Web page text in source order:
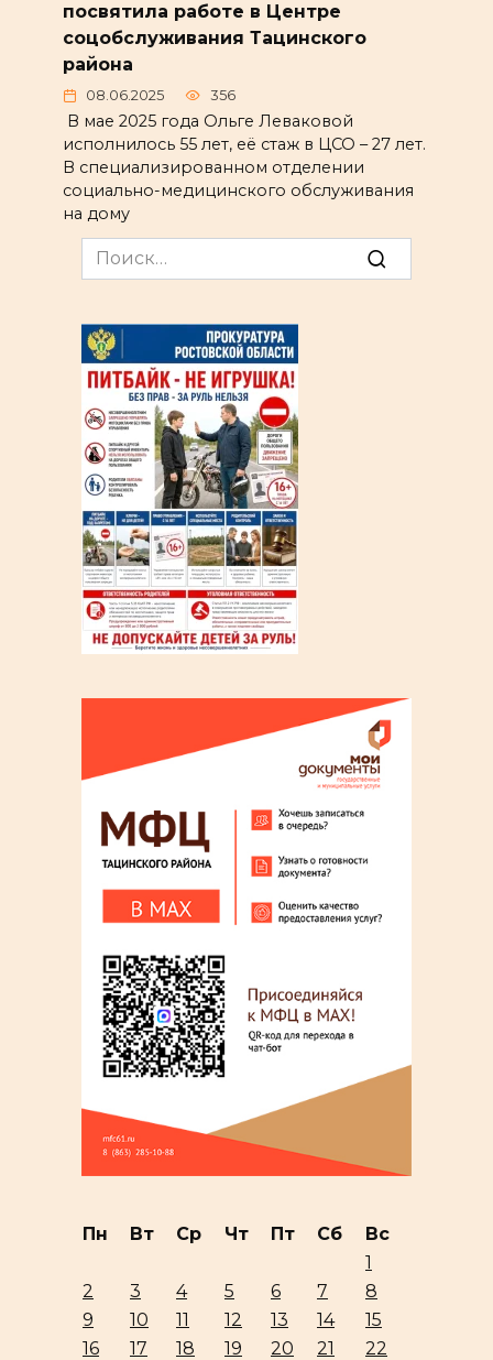
посвятила работе в Центре
соцобслуживания Тацинского
района
08.06.2025 356
В мае 2025 года Ольге Леваковой
исполнилось 55 лет, её стаж в ЦСО – 27 лет.
В специализированном отделении
социально-медицинского обслуживания
на дому
Search
for:
Пн Вт Ср Чт Пт Сб
Вс
1
2
3 4 5 6 7
8
9
10 11 12 13 14
15
16
17 18 19 20 21
22